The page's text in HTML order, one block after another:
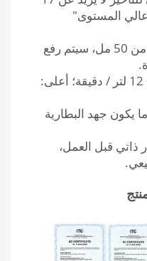
المستوى"
منبه حجم المد والجزر: أقل من 50 مل، سيتم رفع
إنذار حجم التهوية: أقل: 0 ~ 12 لتر / دقيقة؛ أعلى:
يكون جهد البطارية
ذاتي قبل العمل،